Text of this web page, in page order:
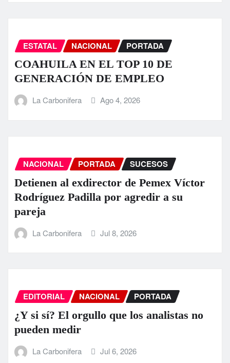
ESTATAL NACIONAL PORTADA
COAHUILA EN EL TOP 10 DE
GENERACIÓN DE EMPLEO
La Carbonifera Ago 4, 2026
NACIONAL PORTADA SUCESOS
Detienen al exdirector de Pemex Víctor
Rodríguez Padilla por agredir a su
pareja
La Carbonifera Jul 8, 2026
EDITORIAL NACIONAL PORTADA
¿Y si sí? El orgullo que los analistas no
pueden medir
La Carbonifera Jul 6, 2026